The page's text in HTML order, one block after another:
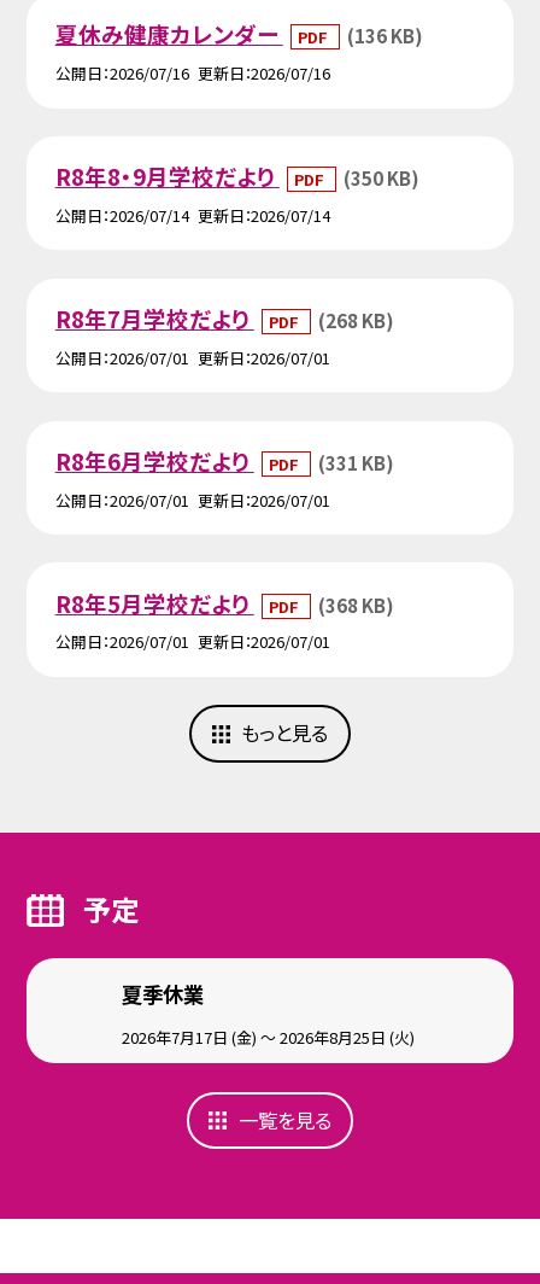
夏休み健康カレンダー PDF (136 KB)
公開日 2026/07/16 更新日 2026/07/16
R8年8・9月学校だより PDF (350 KB)
公開日 2026/07/14 更新日 2026/07/14
R8年7月学校だより PDF (268 KB)
公開日 2026/07/01 更新日 2026/07/01
R8年6月学校だより PDF (331 KB)
公開日 2026/07/01 更新日 2026/07/01
R8年5月学校だより PDF (368 KB)
公開日 2026/07/01 更新日 2026/07/01
もっと見る
予定
夏季休業
2026年7月17日 (金) ～ 2026年8月25日 (火)
一覧を見る